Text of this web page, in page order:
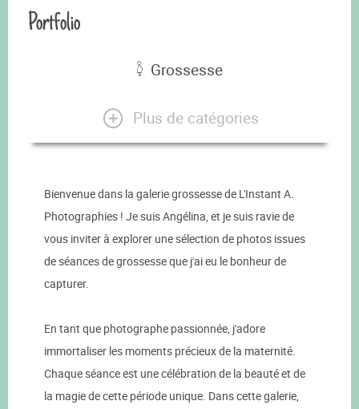
Portfolio
Grossesse
Plus de catégories
Bienvenue dans la galerie grossesse de L'Instant A.
Photographies ! Je suis Angélina, et je suis ravie de
vous inviter à explorer une sélection de photos issues
de séances de grossesse que j'ai eu le bonheur de
capturer.
En tant que photographe passionnée, j'adore
immortaliser les moments précieux de la maternité.
Chaque séance est une célébration de la beauté et de
la magie de cette période unique. Dans cette galerie,